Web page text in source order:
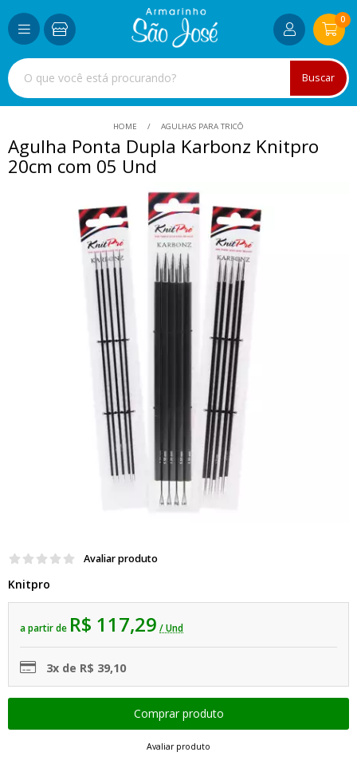
Buscar
0
HOME AGULHAS PARA TRICÔ
Agulha Ponta Dupla Karbonz Knitpro
20cm com 05 Und
Avaliar produto
Knitpro
a partir de R$ 117,29 / Und
3x de R$ 39,10
Avaliar produto